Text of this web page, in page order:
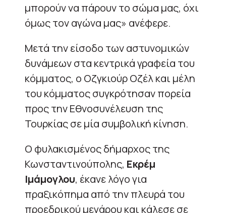
μπορούν να πάρουν το σώμα μας, όχι
όμως τον αγώνα μας» ανέφερε.
Μετά την είσοδο των αστυνομικών
δυνάμεων στα κεντρικά γραφεία του
κόμματος, ο Οζγκιούρ Οζέλ και μέλη
του κόμματος συγκρότησαν πορεία
προς την Εθνοσυνέλευση της
Τουρκίας σε μία συμβολική κίνηση.
Ο φυλακισμένος δήμαρχος της
Κωνσταντινούπολης, Εκρέμ
Ιμάμογλου, έκανε λόγο για
πραξικόπημα από την πλευρά του
προεδρικού μεγάρου και κάλεσε σε